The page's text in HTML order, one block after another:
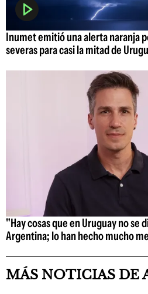
Inumet emitió una alerta naranja
severas para casi la mitad de
"Hay cosas que en Uruguay no se
Argentina; lo han hecho mucho
MÁS NOTICIAS DE